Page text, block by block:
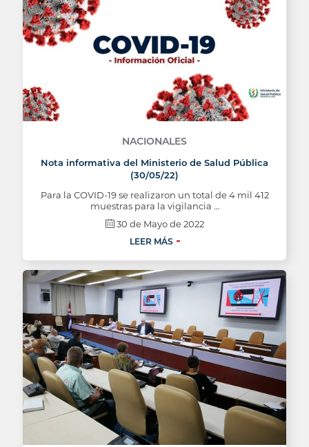
NACIONALES
Nota informativa del Ministerio de Salud Pública
(30/05/22)
Para la COVID-19 se realizaron un total de 4 mil 412
muestras para la vigilancia …
30 de Mayo de 2022
LEER MÁS